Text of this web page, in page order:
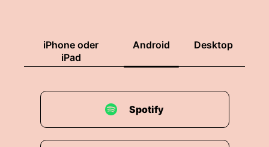
iPhone oder
iPad
Android Desktop
Spotify